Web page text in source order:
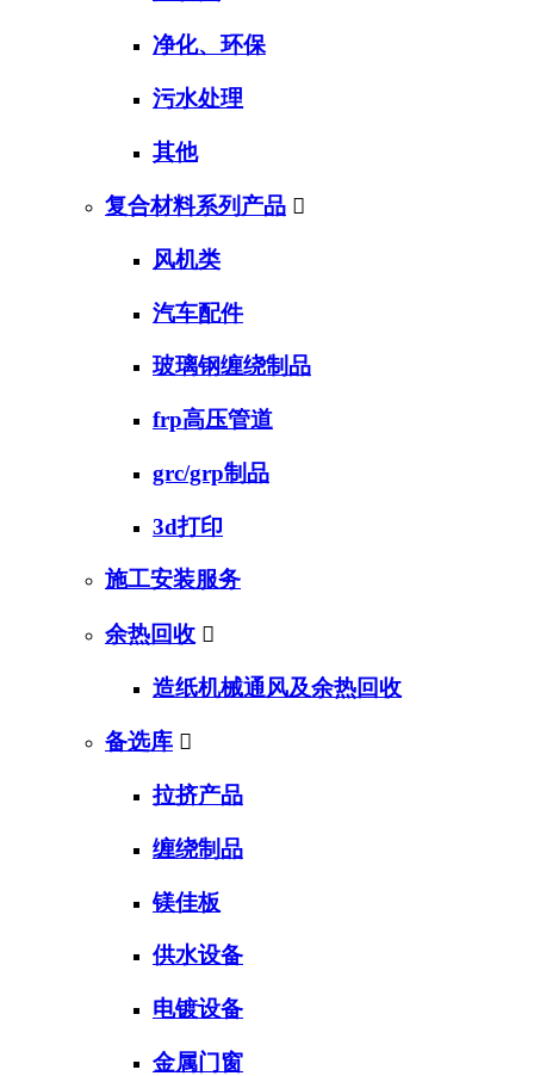
净化、环保
污水处理
其他
复合材料系列产品 
风机类
汽车配件
玻璃钢缠绕制品
frp高压管道
grc/grp制品
3d打印
施工安装服务
余热回收 
造纸机械通风及余热回收
备选库 
拉挤产品
缠绕制品
镁佳板
供水设备
电镀设备
金属门窗